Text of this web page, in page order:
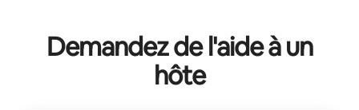
Demandez de l'aide à un
hôte